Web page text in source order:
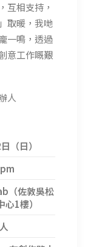
互相支持，
取暖，我哋
一鳴，透過
意工作嘅艱
人
（日）
（佐敦吳松
1樓）